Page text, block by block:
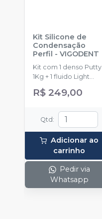
Kit Silicone de
Condensação
Perfil -VIGODENT
Kit com 1 denso Putty
1Kg + 1 fluido Light
Body 120g + 1
catalisador 60ml.
R$ 249,00
Qtd :
Adicionar ao
carrinho
Pedir via
Whatsapp